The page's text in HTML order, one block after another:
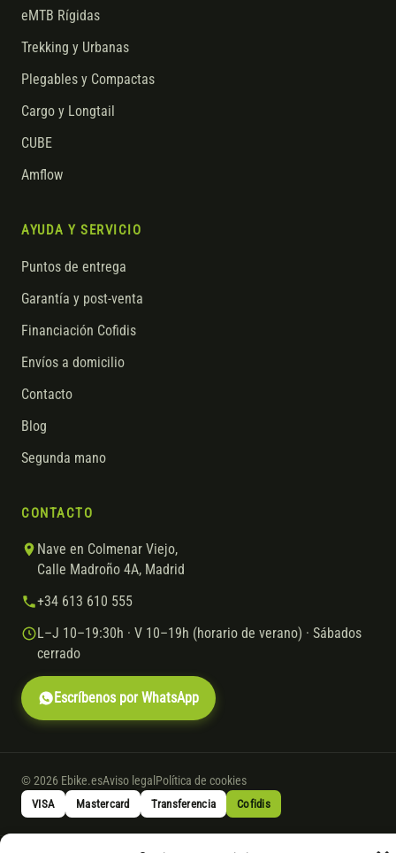
eMTB Rígidas
Trekking y Urbanas
Plegables y Compactas
Cargo y Longtail
CUBE
Amflow
AYUDA Y SERVICIO
Puntos de entrega
Garantía y post-venta
Financiación Cofidis
Envíos a domicilio
Contacto
Blog
Segunda mano
CONTACTO
Nave en Colmenar Viejo,
Calle Madroño 4A, Madrid
+34 613 610 555
L–J 10–19:30h · V 10–19h (horario de verano) · Sábados
cerrado
Escríbenos por WhatsApp
© 2026 Ebike.esAviso legal Política de cookies
VISA Mastercard Transferencia Cofidis